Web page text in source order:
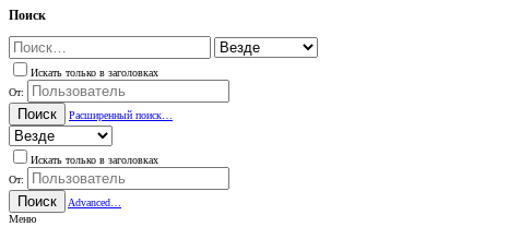
Поиск
Искать только в заголовках
От:
Поиск Расширенный поиск…
Искать только в заголовках
От:
Поиск
Advanced…
Меню